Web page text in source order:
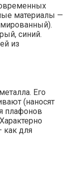
материалы —
синий.
из
Его
(наносят
плафонов
как для